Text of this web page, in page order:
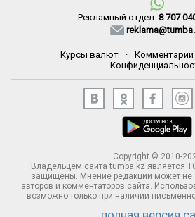
Рекламный отдел: 8 707
Курсы валют · Комментарии
Copyright © 2010-
Владельцем сайта tumba.kz является
защищены. Мнение редакции может не
авторов и комментаторов сайта.
возможно только при наличии